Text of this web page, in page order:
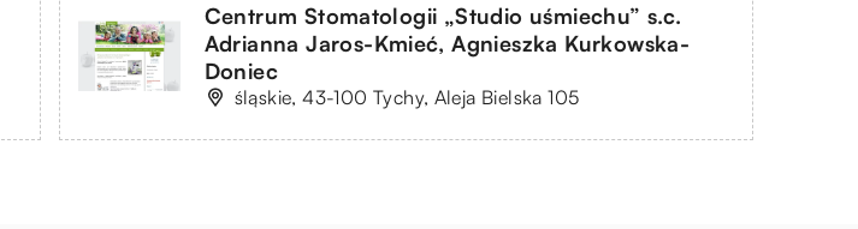
Centrum Stomatologii „Studio uśmiechu” s.c.
Adrianna Jaros-Kmieć, Agnieszka Kurkowska-
Doniec
śląskie, 43-100 Tychy, Aleja Bielska 105